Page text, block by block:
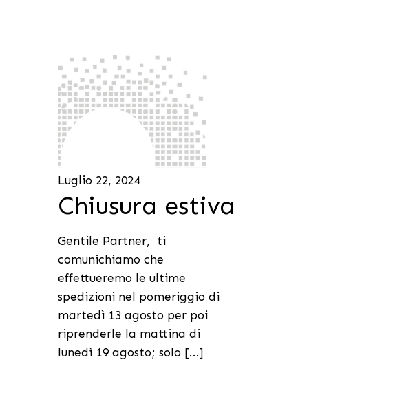
Luglio 22, 2024
Chiusura estiva
Gentile Partner, ti
comunichiamo che
effettueremo le ultime
spedizioni nel pomeriggio di
martedì 13 agosto per poi
riprenderle la mattina di
lunedì 19 agosto; solo [...]